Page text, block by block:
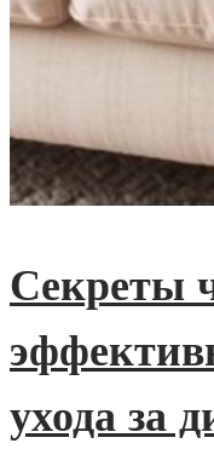
Секреты
ухода за